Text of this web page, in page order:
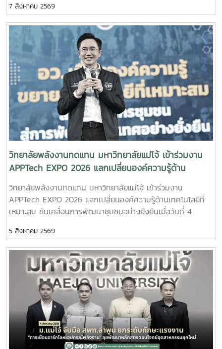
มหาวิทยาลัยแม่โจ้ ให้การต้อนรับคณะครูและนักเรียนจาก โรงเรียน
ตากพิทยาคม จังหวัดตาก ในโอกาสเข้าศึกษาดูงานและแนะแนว
ทางการศึกษาต่อระดับอุดมศึกษา พร้อมเยี่ยมชมการจัดการเรียน
การสอนและห้องปฏิบัติการของวิทยาลัย เพื่อเปิดโลกทัศน์ สร้าง
แรงบันดาลใจ และส่งเสริมการวางแผนศึกษาต่อด้านพลังงาน
ทดแทนและนวัตกรรมพลังงานในการนี้ ผู้บริหาร คณาจารย์ และ
บุคลากรของวิทยาลัยพลังงานทดแทน ให้การต้อนรับอย่างอบอุ่น
พร้อมแนะนำข้อมูลเกี่ยวกับหลักสูตร การจัดการเรียนการสอน
การฝึกปฏิบัติในห้องปฏิบัติการ การเรียนรู้ผ่านงานวิจัยและ
นวัตกรรม ตลอดจนแนวโน้มและโอกาสในการประกอบอาชีพด้าน
พลังงานทดแทน ซึ่งเป็นหนึ่งในอุตสาหกรรมสำคัญของประเทศใน
อนาคต คณะครูและนักเรียนยังได้เยี่ยมชมห้องปฏิบัติการ
และศูนย์การเรียนรู้ด้านพลังงานของวิทยาลัย เพื่อสัมผัส
บรรยากาศการเรียนรู้จากสถานที่จริงและเห็นการประยุกต์ใช้องค์
ความรู้ด้านวิศวกรรมพลังงานและเทคโนโลยีพลังงานสะอาดอย่าง
เป็นรูปธรรม โอกาสนี้ วิทยาลัยพลังงานทดแทนได้
ประชาสัมพันธ์ หลักสูตรวิศวกรรมศาสตรบัณฑิต สาขาวิชา
วิศวกรรมพลังงาน (หลักสูตร 4 ปี) พร้อมแนะนำแนวทางการ
เรียน การฝึกปฏิบัติ และเส้นทางอาชีพ เพื่อให้นักเรียนได้รับข้อมูล
ที่ครบถ้วนสำหรับการวางแผนศึกษาต่อในระดับอุดมศึกษา
บรรยากาศการศึกษาดูงานเป็นไปอย่างอบอุ่นและเป็นกันเอง
นักเรียนให้ความสนใจรับฟังข้อมูล ซักถาม แลกเปลี่ยนความคิด
เห็นกับคณาจารย์ และเยี่ยมชมเครื่องมือด้านพลังงานอย่างใกล้ชิด
ซึ่งช่วยสร้างแรงบันดาลใจและเปิดมุมมองใหม่ในการเลือกเส้น
ทางการศึกษาต่อ วิทยาลัยพลังงานทดแทน มหาวิทยาลัย
แม่โจ้ มุ่งมั่นเป็นแหล่งเรียนรู้ด้านพลังงานสะอาดและนวัตกรรม
พร้อมพัฒนากำลังคนที่มีคุณภาพ เพื่อร่วมขับเคลื่อนการพัฒนา
พลังงานของประเทศและสร้างสังคมที่ยั่งยืนในอนาคต
7 สิงหาคม 2569
วิทยาลัยพลังงานทดแทน มหาวิทยาลัยแม่โจ้ เข้าร่วมงาน
APPTech EXPO 2026 แลกเปลี่ยนองค์ความรู้ด้าน
เทคโนโลยีที่เหมาะสม ขับเคลื่อนการพัฒนาชุมชนอย่าง
ยั่งยืน
วิทยาลัยพลังงานทดแทน มหาวิทยาลัยแม่โจ้ เข้าร่วมงาน
APPTech EXPO 2026 แลกเปลี่ยนองค์ความรู้ด้านเทคโนโลยีที่
เหมาะสม ขับเคลื่อนการพัฒนาชุมชนอย่างยั่งยืนเมื่อวันที่ 4
ช่วยศาสตราจารย์ ดร.ภคมน ปินตานา อาจารย์ประจำวิทยาลัย
พลังงานทดแทน มหาวิทยาลัยแม่โจ้ เข้าร่วมการประชุม APPTech
EXPO 2026 : พลังเทคโนโลยีที่เหมาะสม เพื่อการพัฒนาชุมชน
พื้นที่ “สร้างนวัตกรชุมชน ขับเคลื่อนเศรษฐกิจฐานรากอย่าง
ยั่งยืน” ณ โรงแรมเซ็นทารา แกรนด์ แอท เซ็นทรัลพลาซา
ลาดพร้าว กรุงเทพมหานครภายในงานมีการนำเสนอแนวคิดและ
แนวทางการขับเคลื่อน Appropriate Technology (AppTech)
เพื่อยกระดับเศรษฐกิจฐานราก โดยมุ่งเชื่อมโยงองค์ความรู้จาก
สถาบันการศึกษาสู่การใช้ประโยชน์ในชุมชน ผ่านการพัฒนา
เทคโนโลยีที่เหมาะสม การสร้างนวัตกรชุมชน และการพัฒนา
5 สิงหาคม 2569